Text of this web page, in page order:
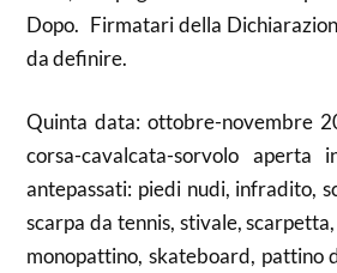
Dopo. Firmatari della
da definire.
Quinta data: ottobre-novembre
corsa-cavalcata-sorvolo
antepassati: piedi nudi, infradito,
scarpa da tennis, stivale,
monopattino, skateboard, pattino